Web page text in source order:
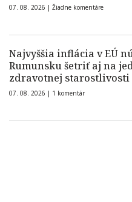
07. 08. 2026 | Žiadne komentáre
Najvyššia inflácia v EÚ
Rumunsku šetriť aj na
zdravotnej starostlivosti
07. 08. 2026 | 1 komentár